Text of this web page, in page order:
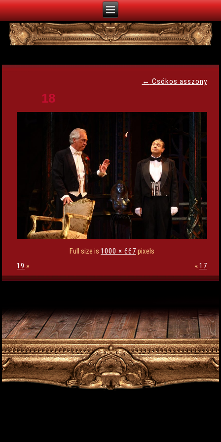
← Csókos asszony
18
Full size is 1000 × 667 pixels
19 » «17